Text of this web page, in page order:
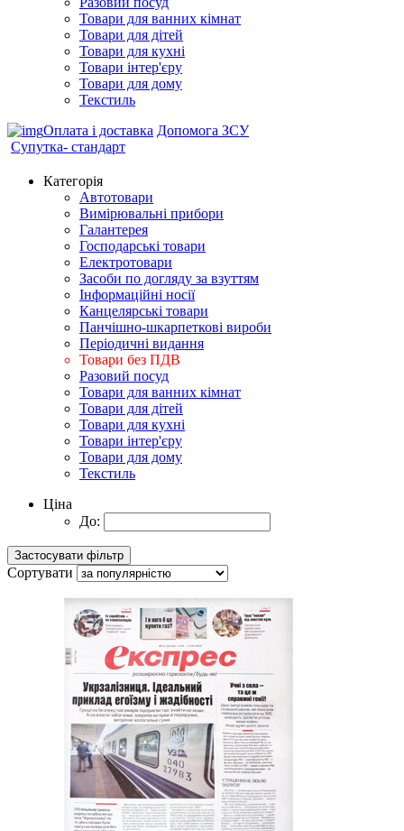
Товари для ванних кімнат
Товари для дітей
Товари для кухні
Товари інтер'єру
Товари для дому
Текстиль
Оплата і доставка Допомога ЗСУ
Супутка- стандарт
Категорія
Автотовари
Вимірювальні прибори
Галантерея
Господарські товари
Електротовари
Засоби по догляду за взуттям
Інформаційні носії
Канцелярські товари
Панчішно-шкарпеткові вироби
Періодичні видання
Товари без ПДВ
Разовий посуд
Товари для ванних кімнат
Товари для дітей
Товари для кухні
Товари інтер'єру
Товари для дому
Текстиль
Ціна
До:
Сортувати